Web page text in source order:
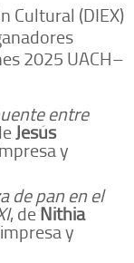
Cultural (DIEX)
2025 UACH–
entre
Jesús
y
de pan en el
, deNithia
y